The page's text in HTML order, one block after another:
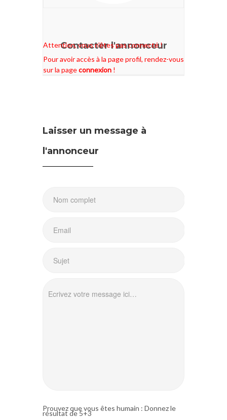
Contacter l'annonceur
Attention, vous n'êtes pas connecté !
Pour avoir accès à la page profil, rendez-vous
sur la pageconnexion !
Laisser un message à
l'annonceur
Prouvez que vous êtes humain : Donnez le
résultat de 5+3